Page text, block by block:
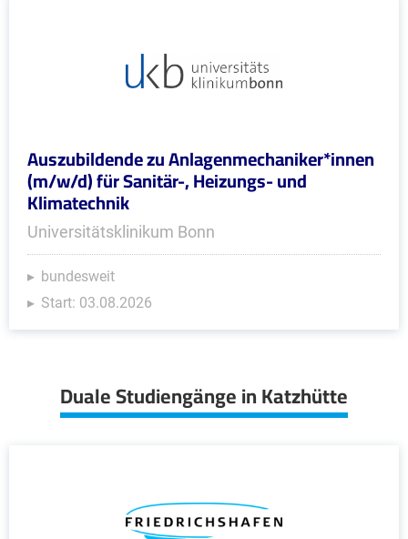
Auszubildende zu Anlagenmechaniker*innen
(m/w/d) für Sanitär-, Heizungs- und
Klimatechnik
Universitätsklinikum Bonn
bundesweit
Start: 03.08.2026
Duale Studiengänge in Katzhütte